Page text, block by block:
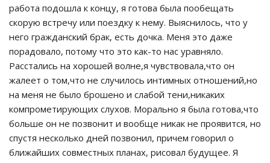
работа подошла к концу, я готова была пообещать
скорую встречу или поездку к нему. Выяснилось, что у
него гражданский брак, есть дочка. Меня это даже
порадовало, потому что это как-то нас уравняло.
Расстались на хорошей волне,я чувствовала,что он
жалеет о том,что не случилось интимных отношений,но
на меня не было брошено и слабой тени,никаких
компрометирующих слухов. Морально я была готова,что
больше он не позвонит и вообще никак не проявится, но
спустя несколько дней позвонил, причем говорил о
ближайших совместных планах, рисовал будущее. Я